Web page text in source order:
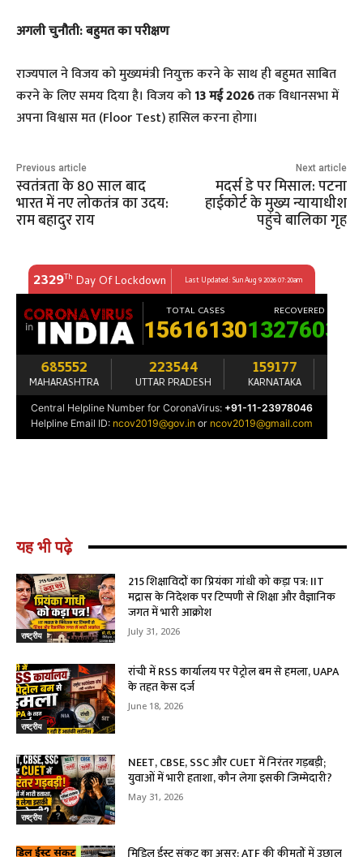
अगली चुनौती: बहुमत का परीक्षण
​राज्यपाल ने विजय को मुख्यमंत्री नियुक्त करने के साथ ही बहुमत साबित
करने के लिए समय दिया है। विजय को13 मई 2026तक विधानसभा में
अपना विश्वास मत (Floor Test) हासिल करना होगा।
Previous article
स्वतंत्रता के 80 साल बाद
भारत में नए लोकतंत्र का उदय:
राम बहादुर राय
Next article
मदर्स डे पर मिसाल: पटना
हाईकोर्ट के मुख्य न्यायाधीश
पहुंचे बालिका गृह
यह भी पढ़े
राष्ट्रीय
215 शिक्षाविदों का प्रियंका गांधी को कड़ा पत्र: IIT
मद्रास के निदेशक पर टिप्पणी से शिक्षा और वैज्ञानिक
जगत में भारी आक्रोश
July 31, 2026
राष्ट्रीय
रांची में RSS कार्यालय पर पेट्रोल बम से हमला, UAPA
के तहत केस दर्ज
June 18, 2026
राष्ट्रीय
NEET, CBSE, SSC और CUET में निरंतर गड़बड़ी;
युवाओं में भारी हताशा, कौन लेगा इसकी जिम्मेदारी?
May 31, 2026
मिडिल ईस्ट संकट का असर: ATF की कीमतों में उछाल